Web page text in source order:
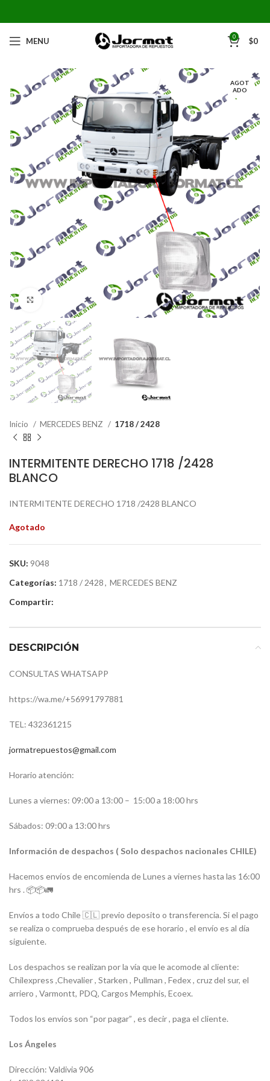
MENU 0 $0
AGOT
ADO
Click to enlarge
Inicio MERCEDES BENZ 1718 / 2428
INTERMITENTE DERECHO 1718 /2428
BLANCO
INTERMITENTE DERECHO 1718 /2428 BLANCO
Agotado
SKU: 9048
Categorías: 1718 / 2428, MERCEDES BENZ
Compartir:
DESCRIPCIÓN
CONSULTAS WHATSAPP
https://wa.me/+56991797881
TEL: 432361215
jormatrepuestos@gmail.com
Horario atención:
Lunes a viernes: 09:00 a 13:00 – 15:00 a 18:00 hrs
Sábados: 09:00 a 13:00 hrs
Información de despachos ( Solo despachos nacionales CHILE)
Hacemos envíos de encomienda de Lunes a viernes hasta las 16:00
hrs . 📦📦🚛
Envíos a todo Chile 🇨🇱 previo deposito o transferencia. Si el pago
se realiza o comprueba después de ese horario , el envío es al día
siguiente.
Los despachos se realizan por la vía que le acomode al cliente:
Chilexpress ,Chevalier , Starken , Pullman , Fedex , cruz del sur, el
arriero , Varmontt, PDQ, Cargos Memphis, Ecoex.
Todos los envíos son “por pagar” , es decir , paga el cliente.
Los Ángeles
Dirección: Valdivia 906